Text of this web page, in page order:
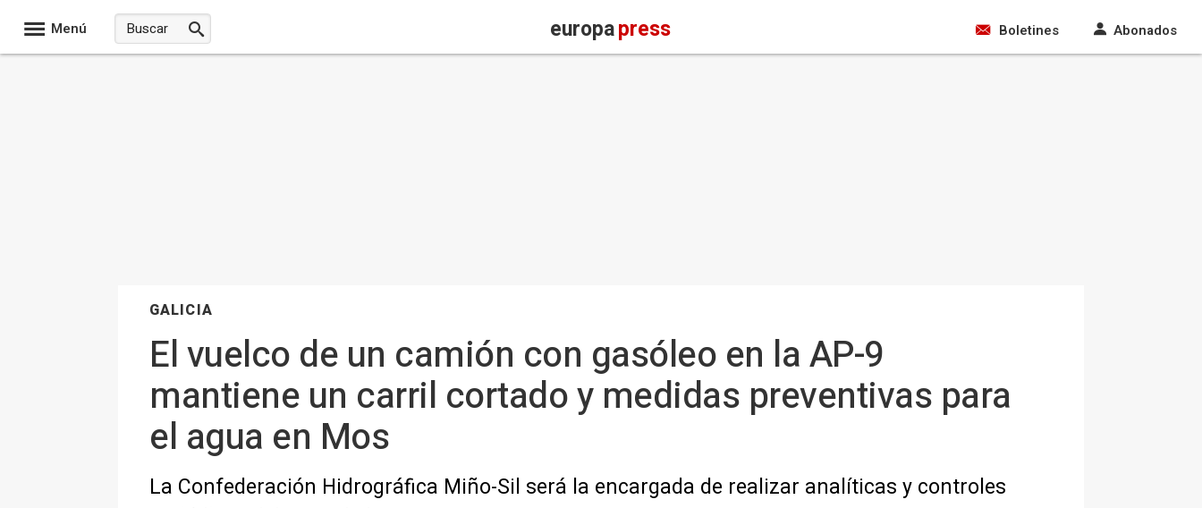
Menú europapress Boletines Abonados
GALICIA
El vuelco de un camión con gasóleo en la AP-9
mantiene un carril cortado y medidas preventivas para
el agua en Mos
La Confederación Hidrográfica Miño-Sil será la encargada de realizar analíticas y controles